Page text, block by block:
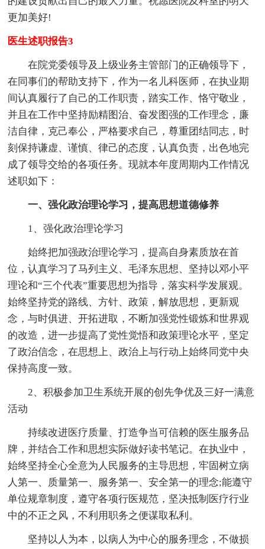
更加美好!
医生述职报告3
在院党委领导及上级业务主管部门的正确领导下，
在同事们的帮助支持下，作为一名儿科医师，在执业期
间认真履行了自己的工作职责，踏实工作、恪守敬业，
并且在工作中坚持励精图治、奋发图强的工作理念，廉
洁自律，克己奉公，严格要求自己，尊重团结同志，时
刻保持谦虚、谨慎、律己的态度，认真负责，出色地完
成了领导交给的各项任务。现就本年度周期内工作情况
述职如下：
一、强化政治理论学习，提高思想道德修养
1、强化政治理论学习
始终把加强政治理论学习，提高自身素质放在首
位，认真学习了马列主义、毛泽东思想、坚持以邓小平
理论和“三个代表”重要思想为指导，落实科学发展观。
始终坚持党的路线、方针、政策，解放思想，更新观
念，与时俱进、开拓进取，不断加强党性锻炼和世界观
的改造，进一步提高了党性觉悟和政策理论水平，坚定
了政治信念，在思想上、政治上与行动上始终同党中央
保持高度一致。
2、积极参加卫生系统开展的创先争优及三好一满意
活动
持续改进医疗质量、打造争当可信赖的医生服务品
牌，并结合工作和思想实际做好读书笔记。在执业中，
始终坚持全心全意为人民服务的主导思想，牢固树立病
人第一、质量第一、服务第一、安全第一的理念;能遵守
单位规章制度，遵守各项行医规范，坚决抵制医疗行业
中的不正之风，不利用职务之便谋取私利。
坚持以人为本，以病人为中心的服务理念，不做损